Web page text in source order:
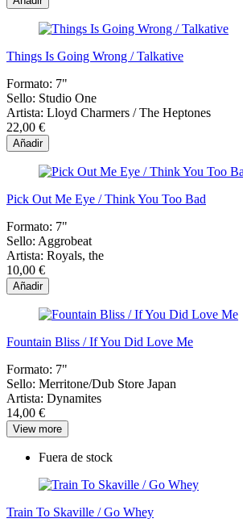
Things Is Going Wrong / Talkative
Formato: 7"
Sello: Studio One
Artista: Lloyd Charmers / The Heptones
22,00 €
Añadir
Pick Out Me Eye / Think You Too Bad
Formato: 7"
Sello: Aggrobeat
Artista: Royals, the
10,00 €
Añadir
Fountain Bliss / If You Did Love Me
Formato: 7"
Sello: Merritone/Dub Store Japan
Artista: Dynamites
14,00 €
View more
Fuera de stock
Train To Skaville / Go Whey